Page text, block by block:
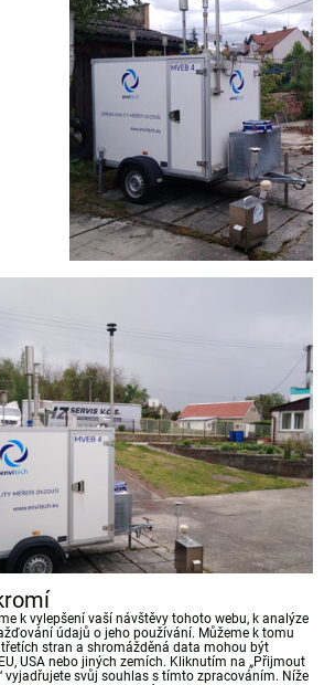
PinterestReddit LinkedInWhatsApp
E-
mail
k vylepšení vaší návštěvy tohoto webu, k analýze
údajů o jeho používání. Můžeme k tomu
stran a shromážděná data mohou být
USA nebo jiných zemích. Kliknutím na „Přijmout
vyjadřujete svůj souhlas s tímto zpracováním. Níže